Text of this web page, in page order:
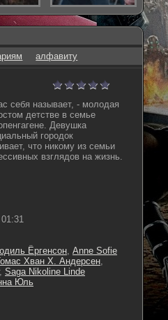
алфавиту
себя называет, - молодая
детстве в семье
Девушка
городок
что никому из семьи
взглядов на жизнь.
Ёргенсон, Anne Sofie
Хван Х. Андерсен,
, Saga Nikoline Linde
Юль